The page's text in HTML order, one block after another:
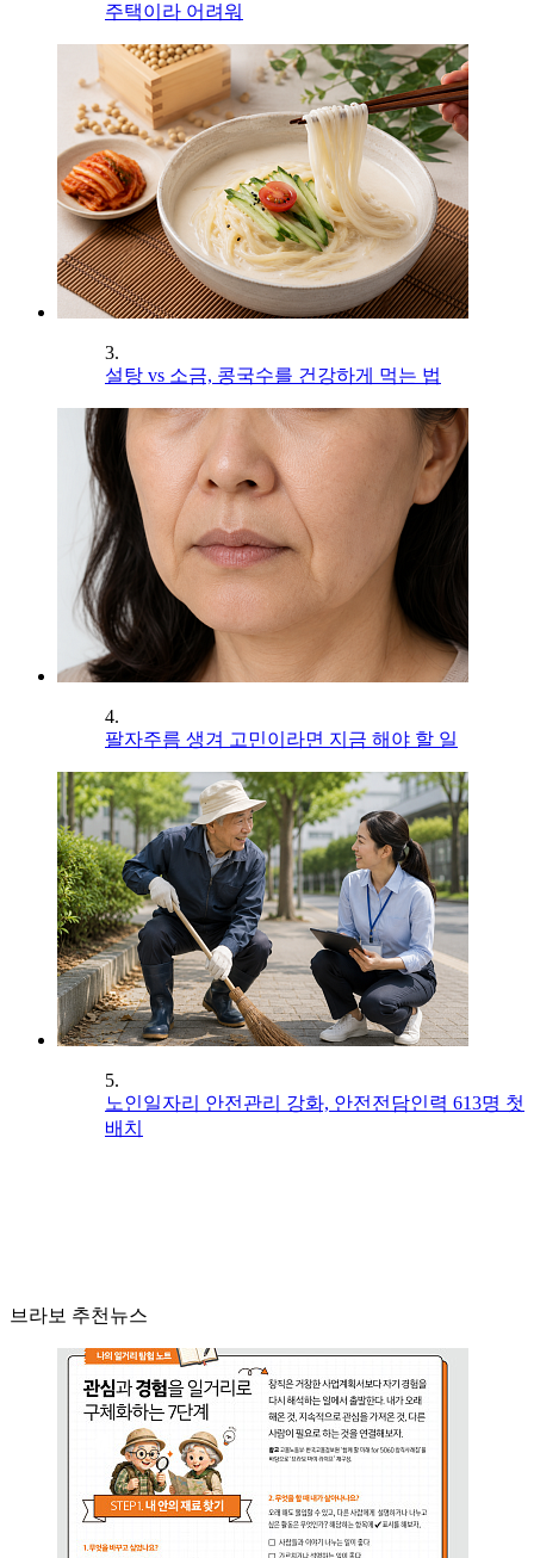
주택이라 어려워
3.
설탕 vs 소금, 콩국수를 건강하게 먹는 법
4.
팔자주름 생겨 고민이라면 지금 해야 할 일
5.
노인일자리 안전관리 강화, 안전전담인력 613명 첫
배치
브라보 추천뉴스